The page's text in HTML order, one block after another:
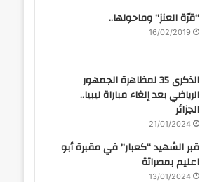
“قرّة العنز” وماحولها..
16/02/2019
الذكرى 35 لمظاهرة الجمهور
الرياضي بعد إلغاء مباراة ليبيا..
الجزائر
21/01/2024
قبر الشهيد “كعبار” في مقبرة أبو
اعليم بمصراتة
13/01/2024